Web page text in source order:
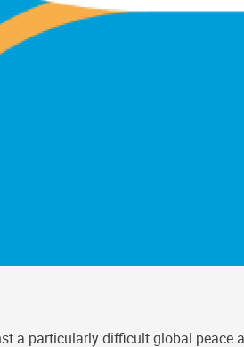
a particularly difficult global peace